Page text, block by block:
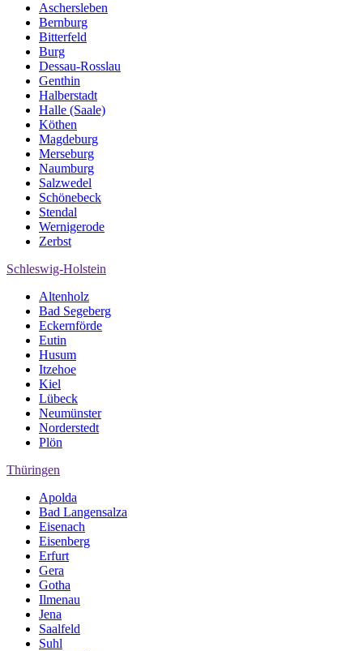
Aschersleben
Bernburg
Bitterfeld
Burg
Dessau-Rosslau
Genthin
Halberstadt
Halle (Saale)
Köthen
Magdeburg
Merseburg
Naumburg
Salzwedel
Schönebeck
Stendal
Wernigerode
Zerbst
Schleswig-Holstein
Altenholz
Bad Segeberg
Eckernförde
Eutin
Husum
Itzehoe
Kiel
Lübeck
Neumünster
Norderstedt
Plön
Thüringen
Apolda
Bad Langensalza
Eisenach
Eisenberg
Erfurt
Gera
Gotha
Ilmenau
Jena
Saalfeld
Suhl